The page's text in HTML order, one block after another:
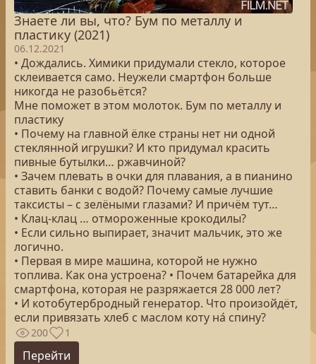
Знаете ли вы, что? Бум по металлу и
пластику (2021)
06.12.2021
• Дождались. Химики придумали стекло, которое
склеивается само. Неужели смартфон больше
никогда не разобьётся?
Мне поможет в этом молоток. Бум по металлу и
пластику
• Почему на главной ёлке страны нет ни одной
стеклянной игрушки? И кто придумал красить
пивные бутылки… ржавчиной?
• Зачем плевать в очки для плавания, а в пианино
ставить банки с водой? Почему самые лучшие
таксисты – с зелёными глазами? И причём тут…
• Клац-клац … отмороженные крокодилы?
• Если сильно выпирает, значит мальчик, это же
логично.
• Первая в мире машина, которой не нужно
топлива. Как она устроена? • Почем батарейка для
смартфона, которая не разряжается 28 000 лет?
• И котобутербродный генератор. Что произойдёт,
если привязать хлеб с маслом коту на́ спину?
200 1
Перейти